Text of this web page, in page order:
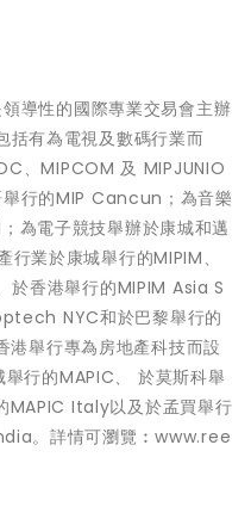
導性的國際專業交易會主辦
括有為電視及數碼行業而
、MIPCOM 及 MIPJUNIO
舉行的MIP Cancun；為音樂
為電子競技舉辦於康城和邁
業於康城舉行的MIPIM、
香港舉行的MIPIM Asia S
NYC和於巴黎舉行的
舉行專為房地產科技而設
行的MAPIC、 於莫斯科舉
MAPIC Italy以及於孟買舉行
。詳情可瀏覽︰www.ree